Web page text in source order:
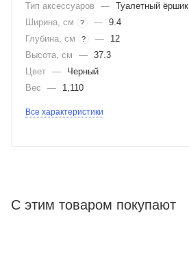
Тип аксессуаров — Туалетный ёршик
Ширина, см
? — 9.4
Глубина, см
? —
12
Высота, см
— 37.3
Цвет —
Черный
Вес
— 1,110
Все характеристики
С этим товаром покупают